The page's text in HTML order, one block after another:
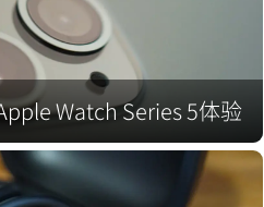
Watch Series 5体验